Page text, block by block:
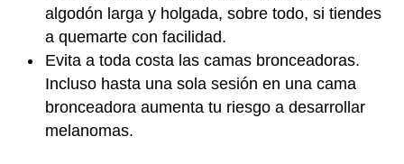
algodón larga y holgada, sobre todo, si tiendes
a quemarte con facilidad.
Evita a toda costa las camas bronceadoras.
Incluso hasta una sola sesión en una cama
bronceadora aumenta tu riesgo a desarrollar
melanomas.